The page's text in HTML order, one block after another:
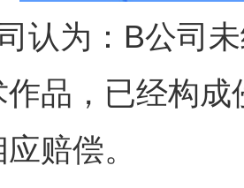
为：B公司未
品，已经构
赔偿。